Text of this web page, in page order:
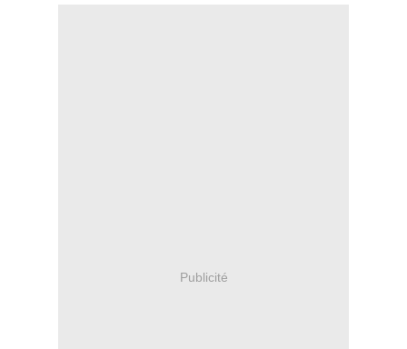
Publicité